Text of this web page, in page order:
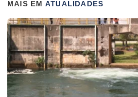
MAIS EM ATUALIDADES